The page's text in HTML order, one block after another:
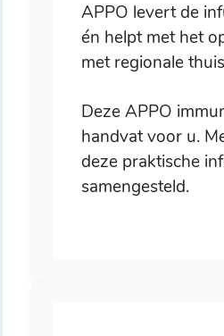
APPO levert de
én helpt met het
met regionale
Deze APPO
handvat voor u.
deze praktische
samengesteld.